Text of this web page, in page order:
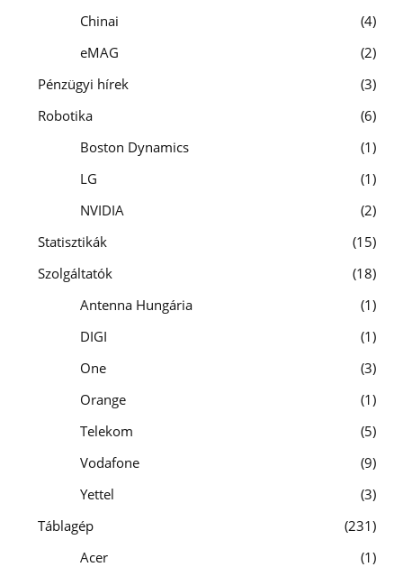
Chinai
4
eMAG
2
Pénzügyi hírek
3
Robotika
6
Boston Dynamics
1
LG
1
NVIDIA
2
Statisztikák
15
Szolgáltatók
18
Antenna Hungária
1
DIGI
1
One
3
Orange
1
Telekom
5
Vodafone
9
Yettel
3
Táblagép
231
Acer
1